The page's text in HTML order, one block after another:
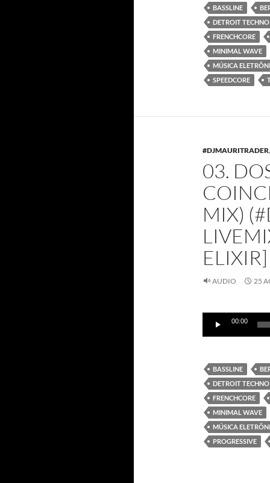
BASSLINE
DETROIT TECHNO
FRENCHCORE
MINIMAL WAVE
MÚSICA
SPEEDCORE
#DJMAURITRADER,
03.
MIX)
ELIXIR]
AUDIO 25
Reproductor
audio
00:00
BASSLINE
DETROIT TECHNO
FRENCHCORE
MINIMAL WAVE
MÚSICA
PROGRESSIVE